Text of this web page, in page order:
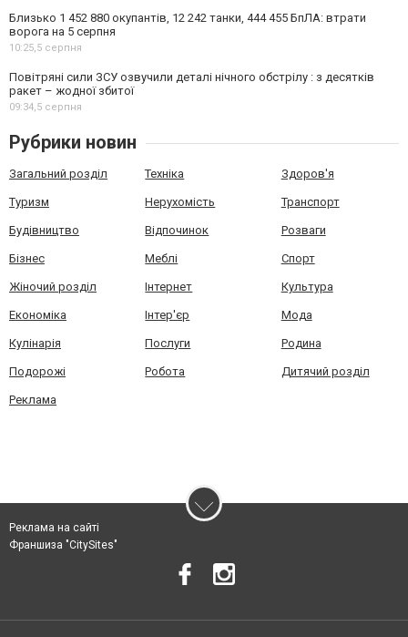
Близько 1 452 880 окупантів, 12 242 танки, 444 455 БпЛА: втрати
ворога на 5 серпня
10:25,5 серпня
Повітряні сили ЗСУ озвучили деталі нічного обстрілу : з десятків
ракет – жодної збитої
09:34,5 серпня
Рубрики новин
Загальний розділ Техніка Здоров'я
Туризм Нерухомість Транспорт
Будівництво Відпочинок Розваги
Бізнес Меблі Спорт
Жіночий розділ Інтернет Культура
Економіка Інтер'єр Мода
Кулінарія Послуги Родина
Подорожі Робота Дитячий розділ
Реклама
Реклама на сайті
Франшиза "CitySites"